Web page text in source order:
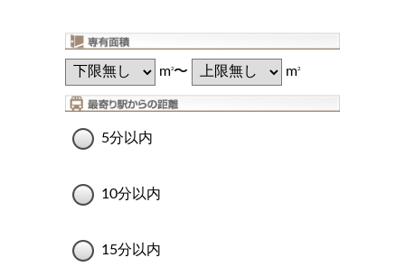
m2〜 m2
5分以内
10分以内
15分以内